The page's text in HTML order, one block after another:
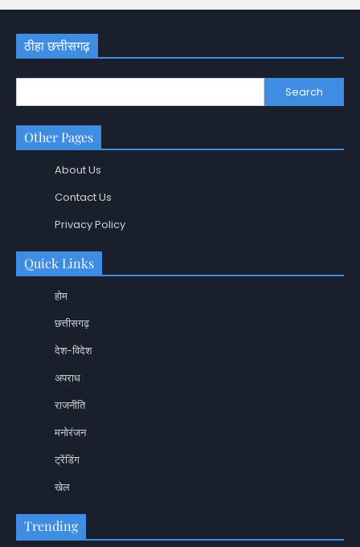
ठीहा छत्तीसगढ़
Search
Other Pages
About Us
Contact Us
Privacy Policy
Quick Links
होम
छत्तीसगढ़
देश-विदेश
अपराध
राजनीति
मनोरंजन
ट्रेंडिंग
खेल
Trending